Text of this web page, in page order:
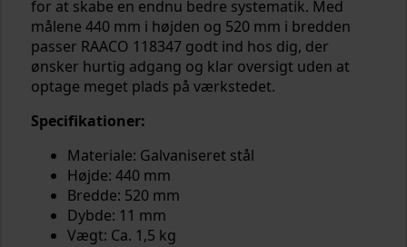
for at skabe en endnu bedre systematik. Med
målene 440 mm i højden og 520 mm i bredden
passer RAACO 118347 godt ind hos dig, der
ønsker hurtig adgang og klar oversigt uden at
optage meget plads på værkstedet.
Specifikationer:
Materiale: Galvaniseret stål
Højde: 440 mm
Bredde: 520 mm
Dybde: 11 mm
Vægt: Ca. 1,5 kg